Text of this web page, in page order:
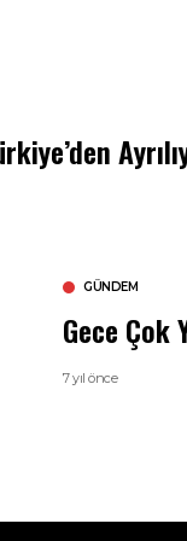
GÜNDEM
Gece Çok
7 yıl önce